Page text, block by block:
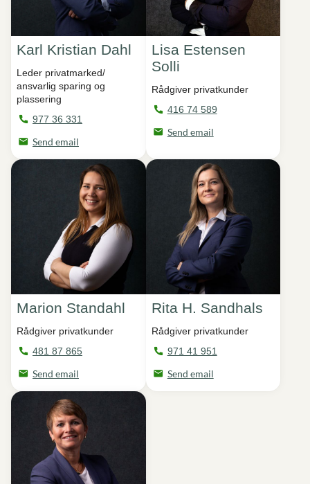
Karl Kristian Dahl
Leder privatmarked/
ansvarlig sparing og
plassering
977 36 331
Send email
Lisa Estensen
Solli
Rådgiver privatkunder
416 74 589
Send email
Marion Standahl
Rådgiver privatkunder
481 87 865
Send email
Rita H. Sandhals
Rådgiver privatkunder
971 41 951
Send email